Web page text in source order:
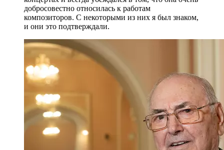
добросовестно относилась к работам
композиторов. С некоторыми из них я был знаком,
и они это подтверждали.